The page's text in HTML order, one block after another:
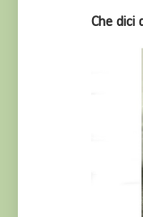
Che dici